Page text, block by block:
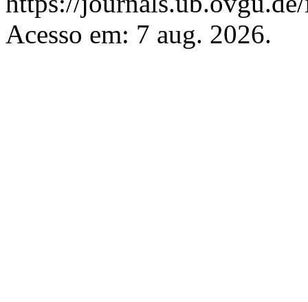
Acesso em: 7 aug. 2026.